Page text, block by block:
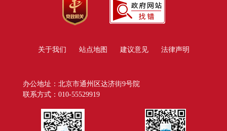
关于我们 站点地图 建议意见 法律声明
办公地址：北京市通州区达济街9号院
联系方式：010-55529919